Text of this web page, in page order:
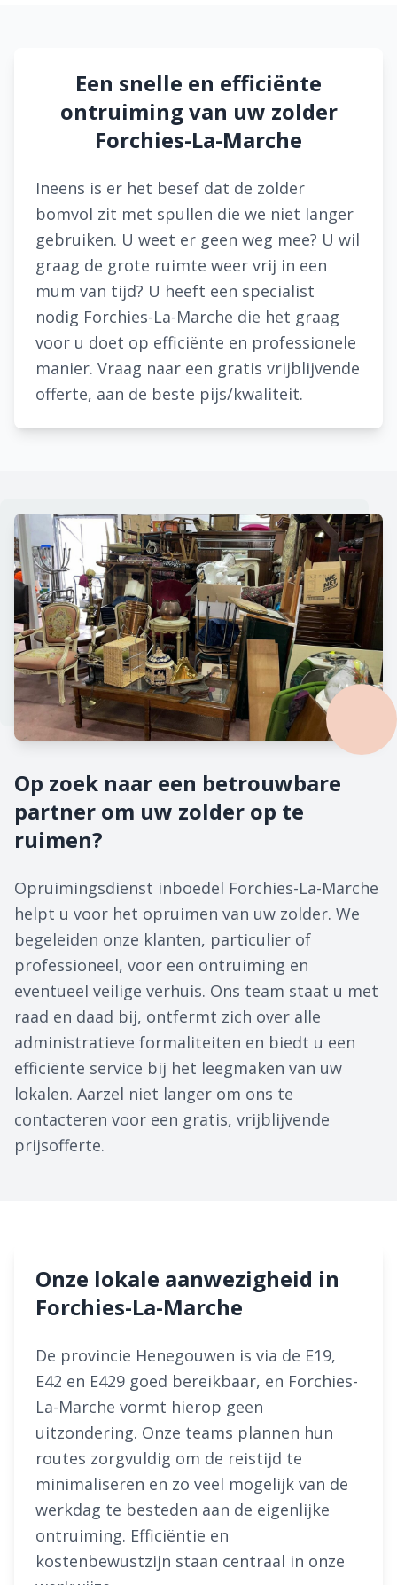
Een snelle en efficiënte
ontruiming van uw zolder
Forchies-La-Marche
Ineens is er het besef dat de zolder
bomvol zit met spullen die we niet langer
gebruiken. U weet er geen weg mee? U wil
graag de grote ruimte weer vrij in een
mum van tijd? U heeft een specialist
nodig Forchies-La-Marche die het graag
voor u doet op efficiënte en professionele
manier. Vraag naar een gratis vrijblijvende
offerte, aan de beste pijs/kwaliteit.
Op zoek naar een betrouwbare
partner om uw zolder op te
ruimen?
Opruimingsdienst inboedel Forchies-La-Marche
helpt u voor het opruimen van uw zolder. We
begeleiden onze klanten, particulier of
professioneel, voor een ontruiming en
eventueel veilige verhuis. Ons team staat u met
raad en daad bij, ontfermt zich over alle
administratieve formaliteiten en biedt u een
efficiënte service bij het leegmaken van uw
lokalen. Aarzel niet langer om ons te
contacteren voor een gratis, vrijblijvende
prijsofferte.
Onze lokale aanwezigheid in
Forchies-La-Marche
De provincie Henegouwen is via de E19,
E42 en E429 goed bereikbaar, en Forchies-
La-Marche vormt hierop geen
uitzondering. Onze teams plannen hun
routes zorgvuldig om de reistijd te
minimaliseren en zo veel mogelijk van de
werkdag te besteden aan de eigenlijke
ontruiming. Efficiëntie en
kostenbewustzijn staan centraal in onze